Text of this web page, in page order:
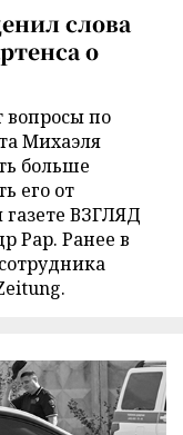
слова
о
вопросы по
Михаэля
больше
его от
газете ВЗГЛЯД
Рар. Ранее в